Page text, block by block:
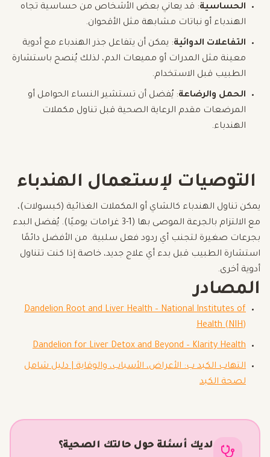
الحساسية: قد يعاني بعض الأشخاص من حساسية تجاه
الهندباء أو نباتات مشابهة مثل الأقحوان.
التفاعلات الدوائية: يمكن أن يتفاعل جذر الهندباء مع أدوية
معينة مثل المدرات أو مميعات الدم، لذلك يُنصح باستشارة
الطبيب قبل الاستخدام.
الحمل والرضاعة: يُفضل أن تستشير النساء الحوامل أو
المرضعات مقدم الرعاية الصحية قبل تناول مكملات
الهندباء.
التوصيات لإستعمال الهندباء
يمكن تناول الهندباء كالشاي أو المكملات الغذائية (كبسولات)،
مع الالتزام بالجرعة الموصى بها (1-3 غرامات يوميًا). يُفضل البدء
بجرعات صغيرة لتجنب أي ردود فعل سلبية. من الأفضل دائمًا
استشارة الطبيب قبل بدء أي علاج جديد، خاصة إذا كنت تتناول
أدوية أخرى.
المصادر
Dandelion Root and Liver Health – National Institutes of
Health (NIH)
Dandelion for Liver Detox and Beyond – Klarity Health
التهاب الكبد ب: الأعراض، الأسباب، والوقاية | دليل شامل
لصحة الكبد
لديك أسئلة حول حالتك الصحية؟